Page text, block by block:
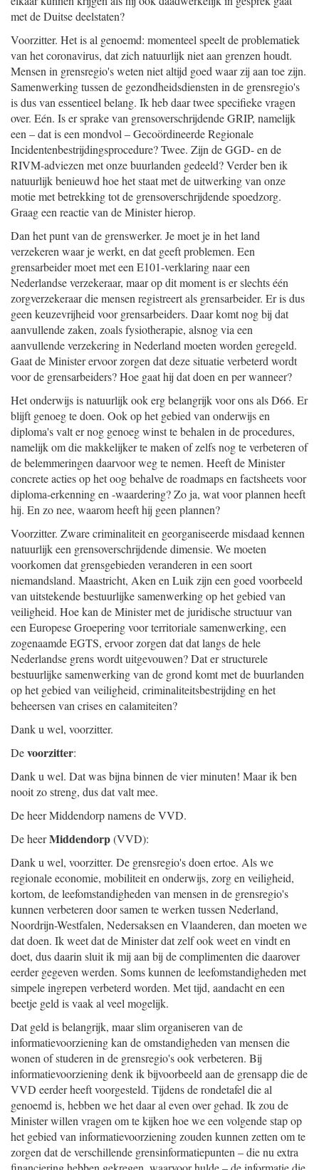
met de Duitse deelstaten?
Voorzitter. Het is al genoemd: momenteel speelt de problematiek
van het coronavirus, dat zich natuurlijk niet aan grenzen houdt.
Mensen in grensregio's weten niet altijd goed waar zij aan toe zijn.
Samenwerking tussen de gezondheidsdiensten in de grensregio's
is dus van essentieel belang. Ik heb daar twee specifieke vragen
over. Eén. Is er sprake van grensoverschrijdende GRIP, namelijk
een – dat is een mondvol – Gecoördineerde Regionale
Incidentenbestrijdingsprocedure? Twee. Zijn de GGD- en de
RIVM-adviezen met onze buurlanden gedeeld? Verder ben ik
natuurlijk benieuwd hoe het staat met de uitwerking van onze
motie met betrekking tot de grensoverschrijdende spoedzorg.
Graag een reactie van de Minister hierop.
Dan het punt van de grenswerker. Je moet je in het land
verzekeren waar je werkt, en dat geeft problemen. Een
grensarbeider moet met een E101-verklaring naar een
Nederlandse verzekeraar, maar op dit moment is er slechts één
zorgverzekeraar die mensen registreert als grensarbeider. Er is dus
geen keuzevrijheid voor grensarbeiders. Daar komt nog bij dat
aanvullende zaken, zoals fysiotherapie, alsnog via een
aanvullende verzekering in Nederland moeten worden geregeld.
Gaat de Minister ervoor zorgen dat deze situatie verbeterd wordt
voor de grensarbeiders? Hoe gaat hij dat doen en per wanneer?
Het onderwijs is natuurlijk ook erg belangrijk voor ons als D66. Er
blijft genoeg te doen. Ook op het gebied van onderwijs en
diploma's valt er nog genoeg winst te behalen in de procedures,
namelijk om die makkelijker te maken of zelfs nog te verbeteren of
de belemmeringen daarvoor weg te nemen. Heeft de Minister
concrete acties op het oog behalve de roadmaps en factsheets voor
diploma-erkenning en -waardering? Zo ja, wat voor plannen heeft
hij. En zo nee, waarom heeft hij geen plannen?
Voorzitter. Zware criminaliteit en georganiseerde misdaad kennen
natuurlijk een grensoverschrijdende dimensie. We moeten
voorkomen dat grensgebieden veranderen in een soort
niemandsland. Maastricht, Aken en Luik zijn een goed voorbeeld
van uitstekende bestuurlijke samenwerking op het gebied van
veiligheid. Hoe kan de Minister met de juridische structuur van
een Europese Groepering voor territoriale samenwerking, een
zogenaamde EGTS, ervoor zorgen dat dat langs de hele
Nederlandse grens wordt uitgevouwen? Dat er structurele
bestuurlijke samenwerking van de grond komt met de buurlanden
op het gebied van veiligheid, criminaliteitsbestrijding en het
beheersen van crises en calamiteiten?
Dank u wel, voorzitter.
Devoorzitter:
Dank u wel. Dat was bijna binnen de vier minuten! Maar ik ben
nooit zo streng, dus dat valt mee.
De heer Middendorp namens de VVD.
De heerMiddendorp(VVD):
Dank u wel, voorzitter. De grensregio's doen ertoe. Als we
regionale economie, mobiliteit en onderwijs, zorg en veiligheid,
kortom, de leefomstandigheden van mensen in de grensregio's
kunnen verbeteren door samen te werken tussen Nederland,
Noordrijn-Westfalen, Nedersaksen en Vlaanderen, dan moeten we
dat doen. Ik weet dat de Minister dat zelf ook weet en vindt en
doet, dus daarin sluit ik mij aan bij de complimenten die daarover
eerder gegeven werden. Soms kunnen de leefomstandigheden met
simpele ingrepen verbeterd worden. Met tijd, aandacht en een
beetje geld is vaak al veel mogelijk.
Dat geld is belangrijk, maar slim organiseren van de
informatievoorziening kan de omstandigheden van mensen die
wonen of studeren in de grensregio's ook verbeteren. Bij
informatievoorziening denk ik bijvoorbeeld aan de grensapp die de
VVD eerder heeft voorgesteld. Tijdens de rondetafel die al
genoemd is, hebben we het daar al even over gehad. Ik zou de
Minister willen vragen om te kijken hoe we een volgende stap op
het gebied van informatievoorziening zouden kunnen zetten om te
zorgen dat de verschillende grensinformatiepunten – die nu extra